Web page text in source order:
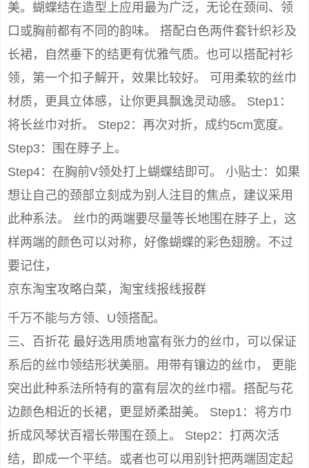
美。蝴蝶结在造型上应用最为广泛，无论在颈间、领
口或胸前都有不同的韵味。 搭配白色两件套针织衫及
长裙，自然垂下的结更有优雅气质。也可以搭配衬衫
领，第一个扣子解开，效果比较好。 可用柔软的丝巾
材质，更具立体感，让你更具飘逸灵动感。 Step1：
将长丝巾对折。 Step2：再次对折，成约5cm宽度。
Step3：围在脖子上。
Step4：在胸前V领处打上蝴蝶结即可。 小贴士：如果
想让自己的颈部立刻成为别人注目的焦点，建议采用
此种系法。 丝巾的两端要尽量等长地围在脖子上，这
样两端的颜色可以对称，好像蝴蝶的彩色翅膀。不过
要记住，
京东淘宝攻略白菜，淘宝线报线报群
千万不能与方领、U领搭配。
三、百折花 最好选用质地富有张力的丝巾，可以保证
系后的丝巾领结形状美丽。用带有镶边的丝巾， 更能
突出此种系法所特有的富有层次的丝巾褶。搭配与花
边颜色相近的长裙，更显娇柔甜美。 Step1：将方巾
折成风琴状百褶长带围在颈上。 Step2：打两次活
结，即成一个平结。或者也可以用别针把两端固定起